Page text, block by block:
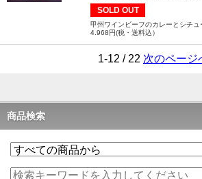
SOLD OUT
甲州ワインビーフのカレーとシチ
4.968円(税・送料込）
1-12 / 22 次のページ
商品検索